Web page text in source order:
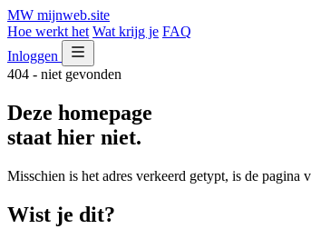
MW mijnweb.site
Hoe werkt het Wat krijg je FAQ
Inloggen
404 - niet gevonden
Deze homepage
staat hier niet.
Misschien is het adres verkeerd getypt, is de pagina
Wist je dit?